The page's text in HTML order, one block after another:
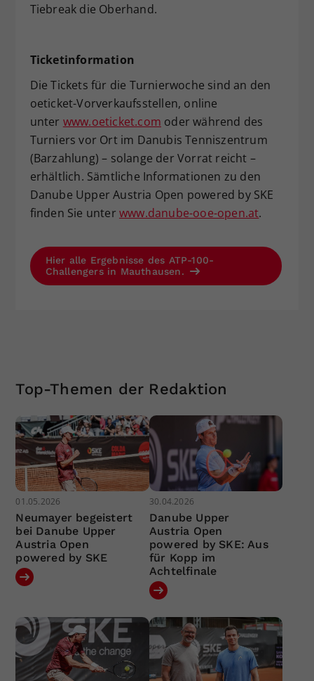
Tiebreak die Oberhand.
Ticketinformation
Die Tickets für die Turnierwoche sind an den
oeticket-Vorverkaufsstellen, online
unter www.oeticket.com oder während des
Turniers vor Ort im Danubis Tenniszentrum
(Barzahlung) – solange der Vorrat reicht –
erhältlich. Sämtliche Informationen zu den
Danube Upper Austria Open powered by SKE
finden Sie unter www.danube-ooe-open.at.
Hier alle Ergebnisse des ATP-100-
Challengers in Mauthausen.
Top-Themen der Redaktion
01.05.2026
Neumayer begeistert
bei Danube Upper
Austria Open
powered by SKE
30.04.2026
Danube Upper
Austria Open
powered by SKE: Aus
für Kopp im
Achtelfinale